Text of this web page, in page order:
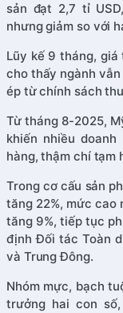
sản đạt 2,7 tỉ
nhưng giảm so với
Lũy kế 9 tháng, giá
cho thấy ngành
ép từ chính sách
Từ tháng 8-2025,
khiến nhiều
hàng, thậm chí tạm
Trong cơ cấu sản
tăng 22%, mức cao
tăng 9%, tiếp tục
định Đối tác Toàn
và Trung Đông.
Nhóm mực, bạch
trưởng hai con